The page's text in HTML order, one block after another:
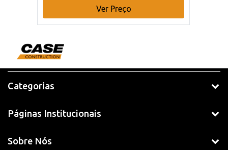
Ver Preço
Categorias
Páginas Institucionais
Sobre Nós